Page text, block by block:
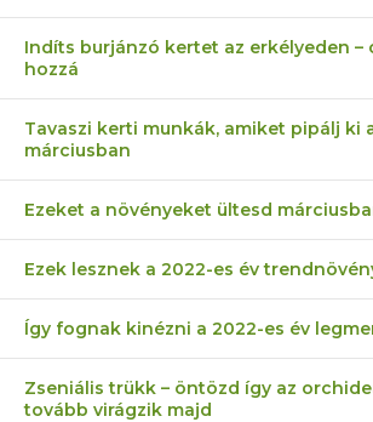
Indíts burjánzó kertet az erkélyeden –
hozzá
Tavaszi kerti munkák, amiket pipálj ki
márciusban
Ezeket a növényeket ültesd
Ezek lesznek a 2022-es év
Így fognak kinézni a 2022-es év
Zseniális trükk – öntözd így az
tovább virágzik majd